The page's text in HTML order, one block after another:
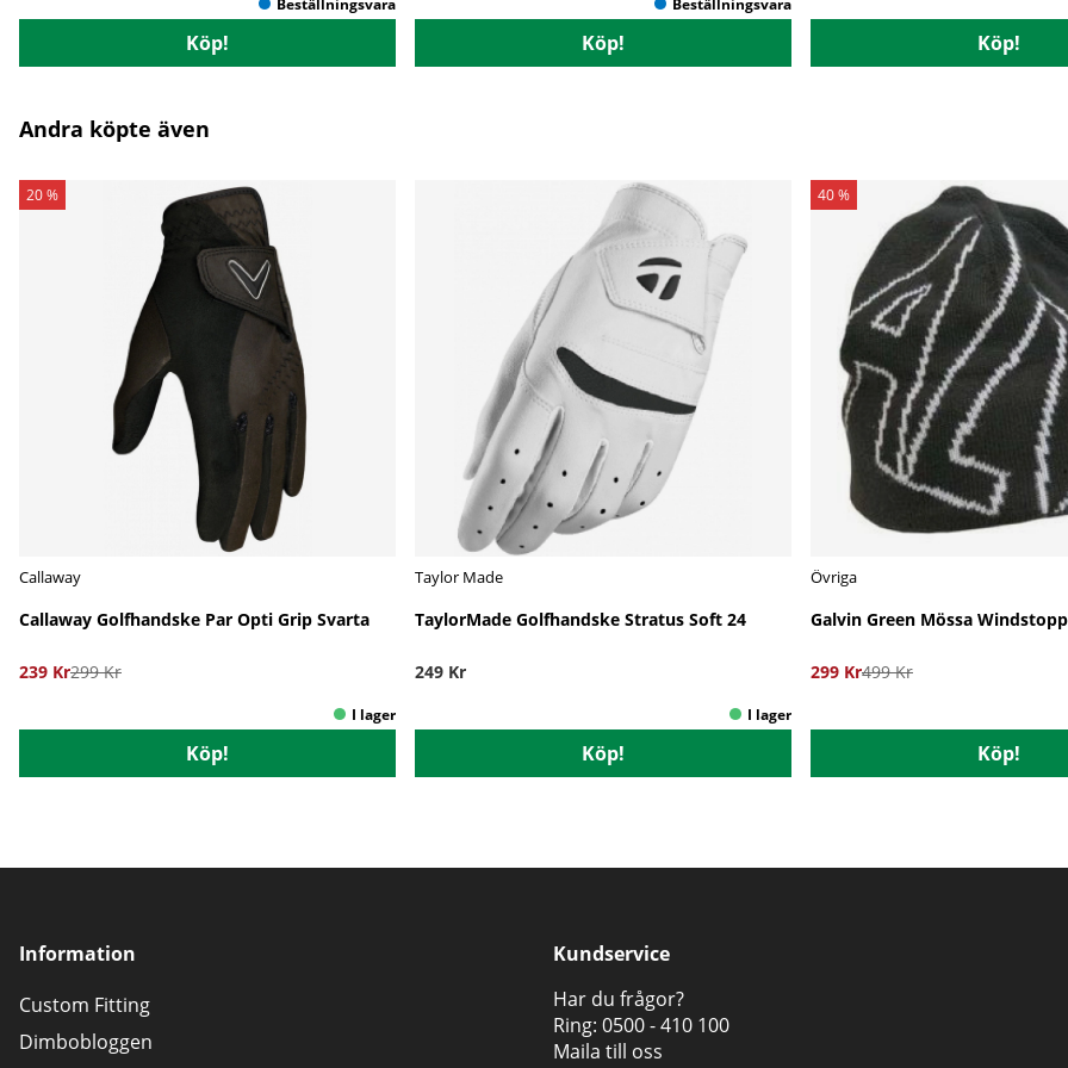
Köp! Köp! Köp!
Andra köpte även
20 %
Callaway
Callaway Golfhandske Par Opti Grip Svarta
239 Kr299 Kr
Köp!
Taylor Made
TaylorMade Golfhandske Stratus Soft 24
249 Kr
Köp!
40 %
Övriga
Galvin Green Mössa
299 Kr499 Kr
Köp!
Information
Custom Fitting
Dimbobloggen
Kundservice
Har du frågor?
Ring: 0500 - 410 100
Maila till oss